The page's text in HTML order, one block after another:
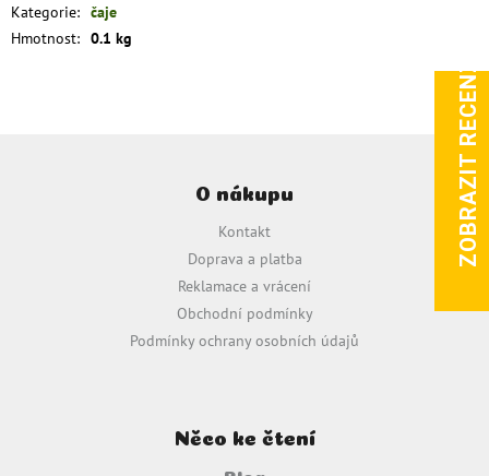
Kategorie: čaje
Hmotnost: 0.1 kg
O nákupu
Kontakt
Doprava a platba
Reklamace a vrácení
Obchodní podmínky
Podmínky ochrany osobních údajů
Něco ke čtení
ZOBRAZIT RECENZE